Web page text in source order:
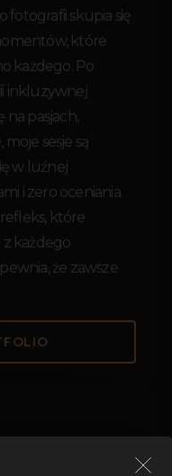
fotografii skupia się
które
każdego. Po
inkluzywnej
na pasjach,
moje sesje są
w luźnej
i zero oceniania.
które
z każdego
że zawsze